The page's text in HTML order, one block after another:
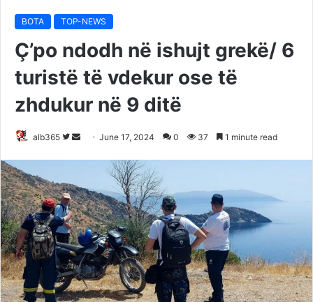
BOTA TOP-NEWS
Ç’po ndodh në ishujt grekë/ 6
turistë të vdekur ose të
zhdukur në 9 ditë
alb365
Follow
Send June 17, 2024 0 37 1 minute read